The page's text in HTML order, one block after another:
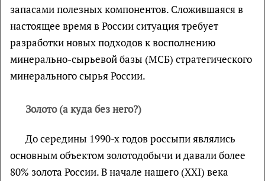
запасами полезных компонентов. Сложившаяся в
настоящее время в России ситуация требует
разработки новых подходов к восполнению
минерально-сырьевой базы (МСБ) стратегического
минерального сырья России.
Золото (а куда без него?)
До середины 1990-х годов россыпи являлись
основным объектом золотодобычи и давали более
80% золота России. В начале нашего (XXI) века